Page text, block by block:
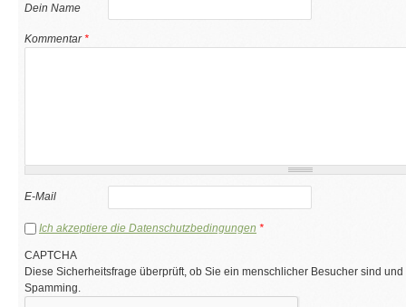
Dein Name
Kommentar*
E-Mail
Ich akzeptiere die Datenschutzbedingungen *
CAPTCHA
Diese Sicherheitsfrage überprüft, ob Sie ein menschlicher Besucher sind
Spamming.